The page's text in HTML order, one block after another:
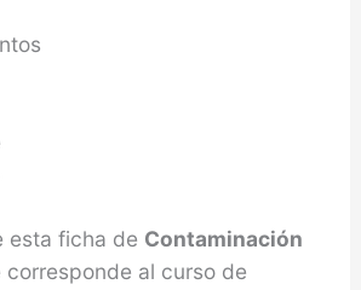
esta ficha de Contaminación
corresponde al curso de